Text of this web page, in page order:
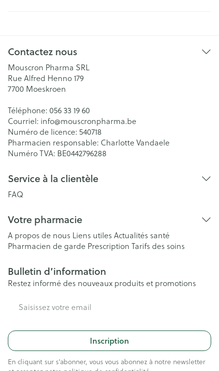
Contactez nous
Mouscron Pharma SRL
Rue Alfred Henno 179
7700 Moeskroen
Téléphone: 056 33 19 60
Courriel: info@mouscronpharma.be
Numéro de licence: 540718
Pharmacien responsable: Charlotte Vandaele
Numéro TVA: BE0442796288
Service à la clientèle
FAQ
Votre pharmacie
A propos de nous Liens utiles Actualités santé
Pharmacien de garde Prescription Tarifs des soins
Bulletin d’information
Restez informé des nouveaux produits et promotions
Inscription
En cliquant sur s'abonner, vous vous abonnez à notre newsletter